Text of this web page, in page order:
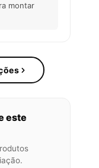
montar
este